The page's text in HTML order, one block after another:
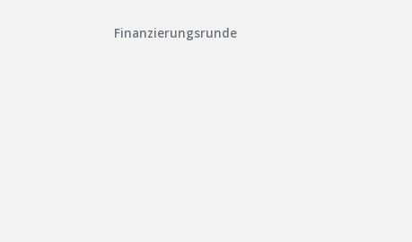
Finanzierungsrunde